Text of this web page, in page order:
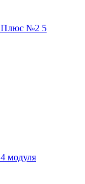
Плюс №2 5
модуля